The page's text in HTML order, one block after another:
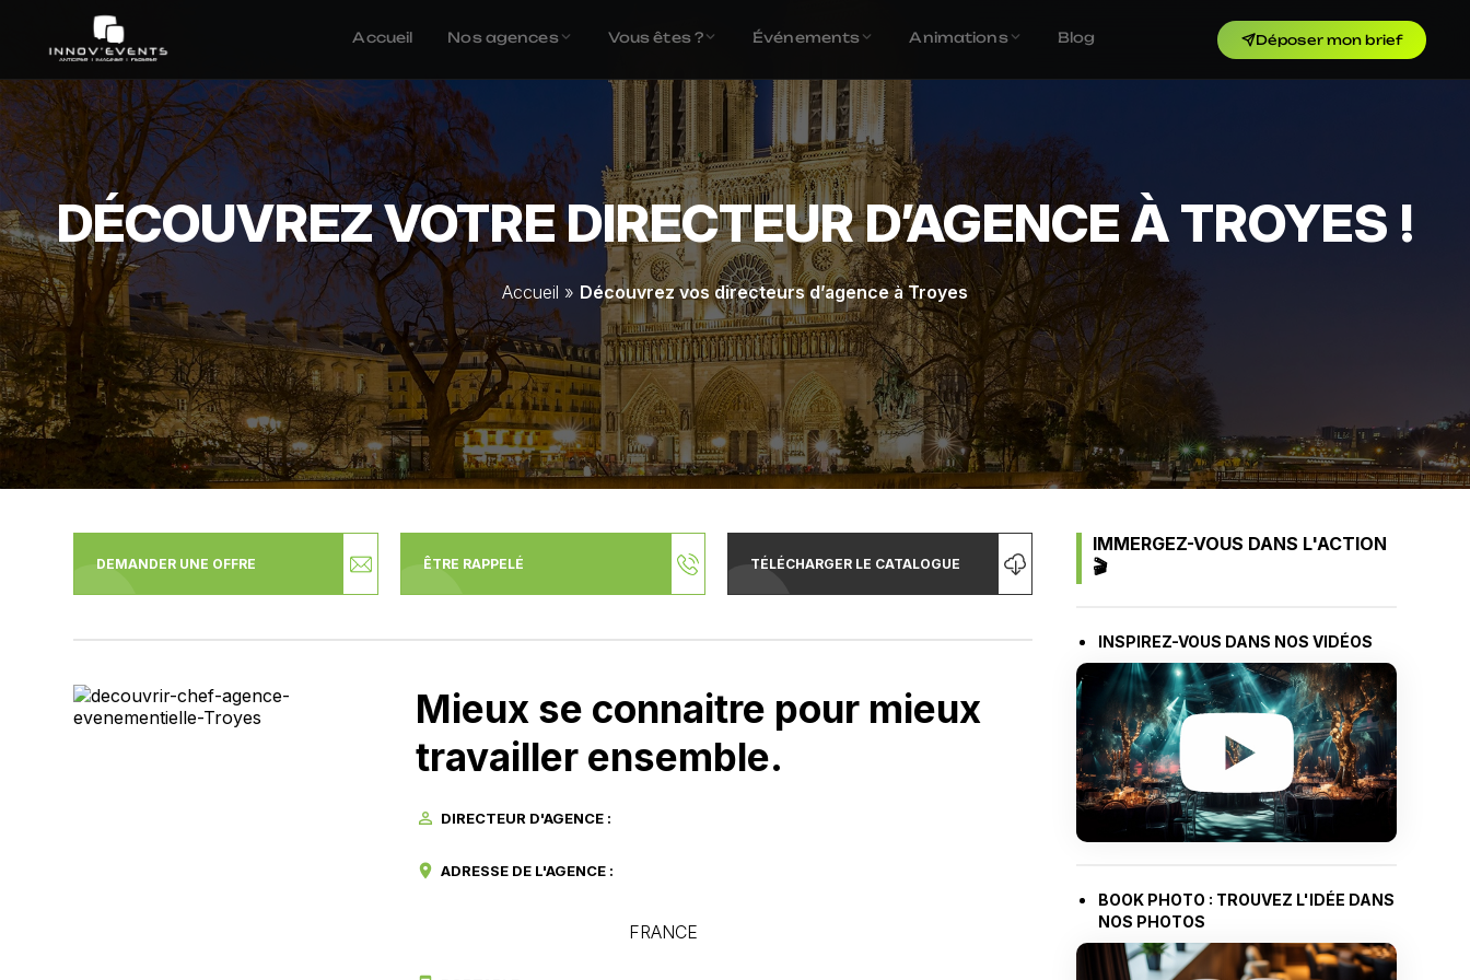
Accueil Nos agences Vous êtes ? Événements Animations Blog Déposer mon brief
DÉCOUVREZ VOTRE DIRECTEUR D’AGENCE À TROYES !
Accueil » Découvrez vos directeurs d’agence à Troyes
DEMANDER UNE OFFRE ÊTRE RAPPELÉ TÉLÉCHARGER LE CATALOGUE
Mieux se connaitre pour mieux
travailler ensemble.
person_outline DIRECTEUR D'AGENCE :
location_on ADRESSE DE L'AGENCE :
FRANCE
IMMERGEZ-VOUS DANS L'ACTION
🎬
INSPIREZ-VOUS DANS NOS VIDÉOS
BOOK PHOTO : TROUVEZ L'IDÉE DANS
NOS PHOTOS